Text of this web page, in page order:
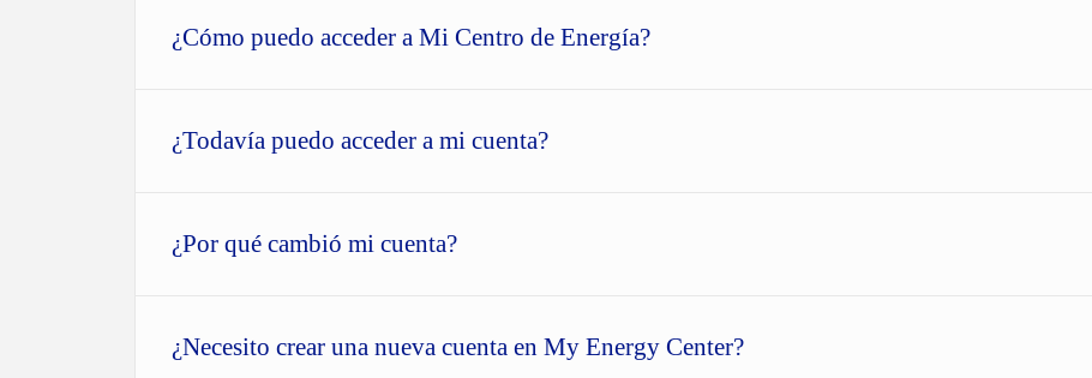
¿Cómo puedo acceder a Mi Centro de Energía?
¿Todavía puedo acceder a mi cuenta?
¿Por qué cambió mi cuenta?
¿Necesito crear una nueva cuenta en My Energy Center?